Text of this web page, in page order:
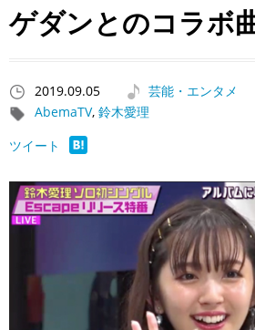
ゲダンとのコラボ
2019.09.05
芸能・エンタメ
AbemaTV, 鈴木愛理
ツイート